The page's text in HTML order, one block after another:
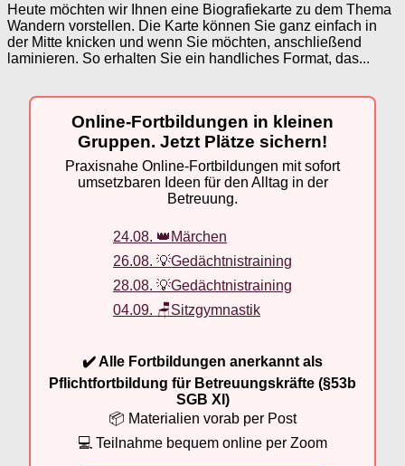
Heute möchten wir Ihnen eine Biografiekarte zu dem Thema
Wandern vorstellen. Die Karte können Sie ganz einfach in
der Mitte knicken und wenn Sie möchten, anschließend
laminieren. So erhalten Sie ein handliches Format, das...
Online-Fortbildungen in kleinen
Gruppen. Jetzt Plätze sichern!
Praxisnahe Online-Fortbildungen mit sofort
umsetzbaren Ideen für den Alltag in der
Betreuung.
24.08. 👑Märchen
26.08. 💡Gedächtnistraining
28.08. 💡Gedächtnistraining
04.09. 🪑Sitzgymnastik
✔️ Alle Fortbildungen anerkannt als
Pflichtfortbildung für Betreuungskräfte (§53b
SGB XI)
📦 Materialien vorab per Post
💻 Teilnahme bequem online per Zoom